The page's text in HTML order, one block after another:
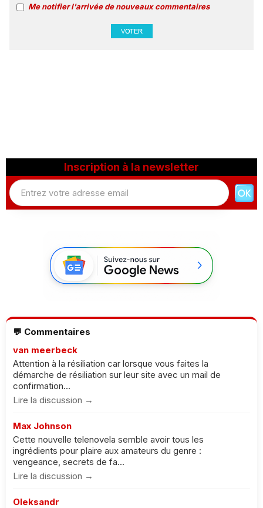
Me notifier l'arrivée de nouveaux commentaires
Inscription à la newsletter
💬 Commentaires
van meerbeck
Attention à la résiliation car lorsque vous faites la
démarche de résiliation sur leur site avec un mail de
confirmation...
Lire la discussion →
Max Johnson
Cette nouvelle telenovela semble avoir tous les
ingrédients pour plaire aux amateurs du genre :
vengeance, secrets de fa...
Lire la discussion →
Oleksandr